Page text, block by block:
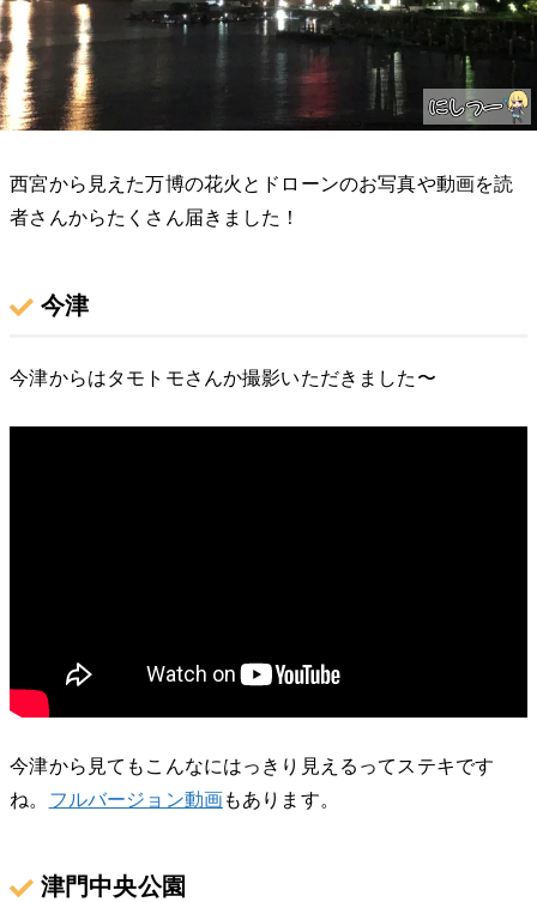
西宮から見えた万博の花火とドローンのお写真や動画を読
者さんからたくさん届きました！
今津
今津からはタモトモさんか撮影いただきました〜
今津から見てもこんなにはっきり見えるってステキです
ね。 フルバージョン動画もあります。
津門中央公園